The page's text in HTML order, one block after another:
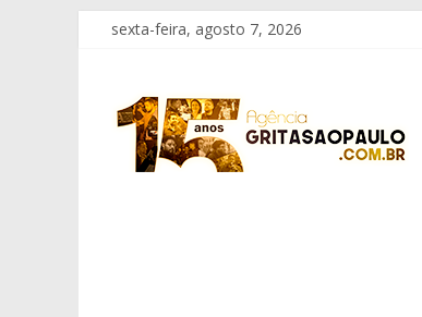
Pular
conteúdo
sexta-feira, agosto 7, 2026
Grita
São